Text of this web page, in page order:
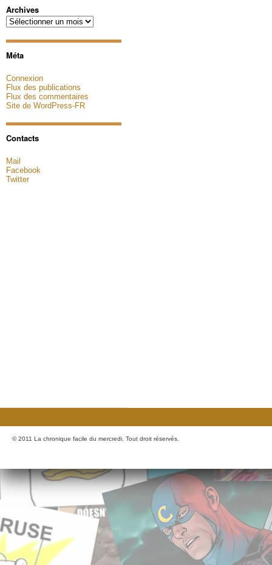
Archives
Archives
Méta
Connexion
Flux des publications
Flux des commentaires
Site de WordPress-FR
Contacts
Mail
Facebook
Twitter
© 2011 La chronique facile du mercredi. Tout droit réservés.